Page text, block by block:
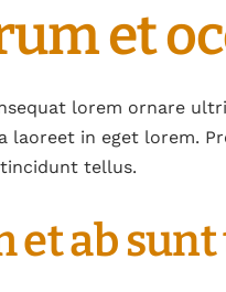
et
lorem ornare
laoreet in eget lorem.
tellus.
et ab